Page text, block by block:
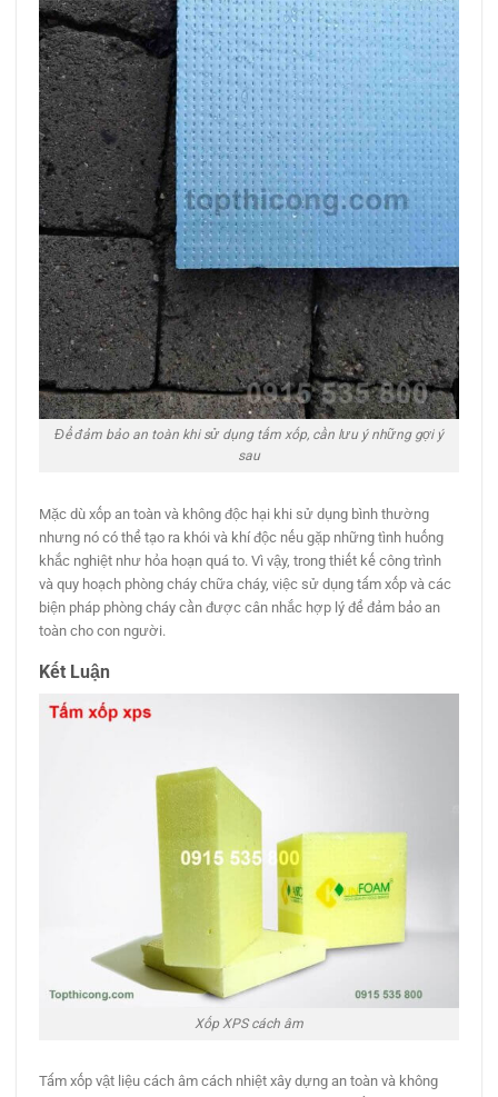
Để đảm bảo an toàn khi sử dụng tấm xốp, cần lưu ý những gợi ý
sau
Mặc dù xốp an toàn và không độc hại khi sử dụng bình thường
nhưng nó có thể tạo ra khói và khí độc nếu gặp những tình huống
khắc nghiệt như hỏa hoạn quá to. Vì vậy, trong thiết kế công trình
và quy hoạch phòng cháy chữa cháy, việc sử dụng tấm xốp và các
biện pháp phòng cháy cần được cân nhắc hợp lý để đảm bảo an
toàn cho con người.
Kết Luận
Xốp XPS cách âm
Tấm xốp vật liệu cách âm cách nhiệt xây dựng an toàn và không